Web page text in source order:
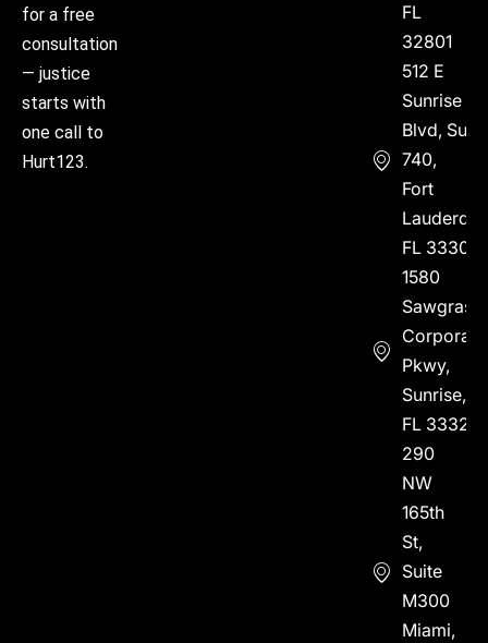
for a free
consultation
— justice
starts with
one call to
Hurt123.
FL
32801
512 E
Sunrise
Blvd, Suite
740,
Fort
FL 33304
1580
Sawgrass
Corporate
Pkwy,
Sunrise,
FL 33323
290
NW
165th
St,
Suite
M300
Miami,